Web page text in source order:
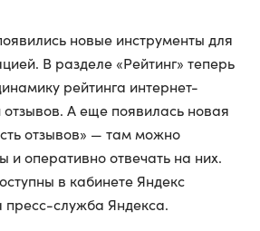
новые инструменты для
В разделе «Рейтинг» теперь
рейтинга интернет-
отзывов. А еще появилась новая
отзывов» — там можно
и оперативно отвечать на них.
в кабинете Яндекс
служба Яндекса.